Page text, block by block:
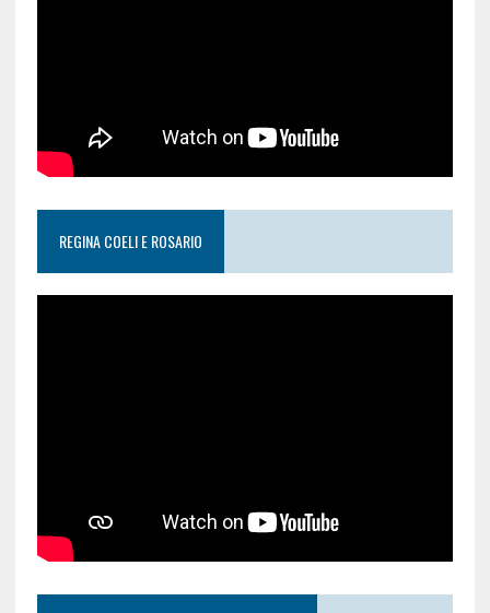
REGINA COELI E ROSARIO